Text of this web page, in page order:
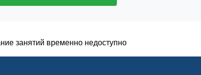
занятий временно недоступно